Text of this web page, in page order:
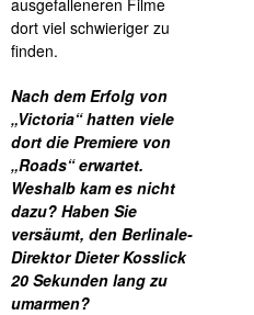
dort viel schwieriger zu
finden.
Nach dem Erfolg von
„Victoria“ hatten viele
dort die Premiere von
„Roads“ erwartet.
Weshalb kam es nicht
dazu? Haben Sie
versäumt, den Berlinale-
Direktor Dieter Kosslick
20 Sekunden lang zu
umarmen?